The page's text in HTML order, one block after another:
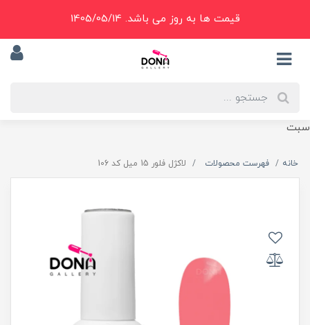
سبت
قیمت ها به روز می باشد. 1405/05/14
خانه فهرست محصولات لاکژل فلور 15 ميل کد 106